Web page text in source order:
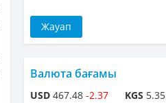
Валюта бағамы
USD 467.48 -2.37
KGS 5.35